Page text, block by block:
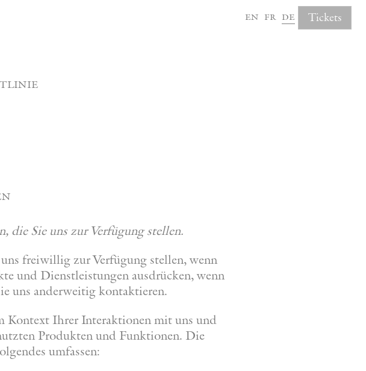
en fr de Tickets
die Sie uns zur Verfügung stellen.
freiwillig zur Verfügung stellen, wenn
und Dienstleistungen ausdrücken, wenn
uns anderweitig kontaktieren.
Kontext Ihrer Interaktionen mit uns und
Produkten und Funktionen. Die
umfassen: